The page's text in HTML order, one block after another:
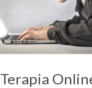
Terapia